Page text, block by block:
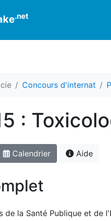
.net
Concours d'internat
:
Calendrier Aide
de la Santé Publique et de